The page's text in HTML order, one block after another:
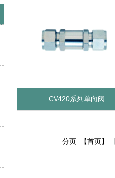
CV420系列单向阀
分页 【首页】